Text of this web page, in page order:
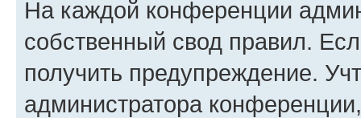
На каждой конференции
собственный свод правил.
получить предупреждение.
администратора